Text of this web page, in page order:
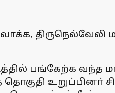
திருநெல்வேலி
பங்கேற்க வந்த
உறுப்பினா்